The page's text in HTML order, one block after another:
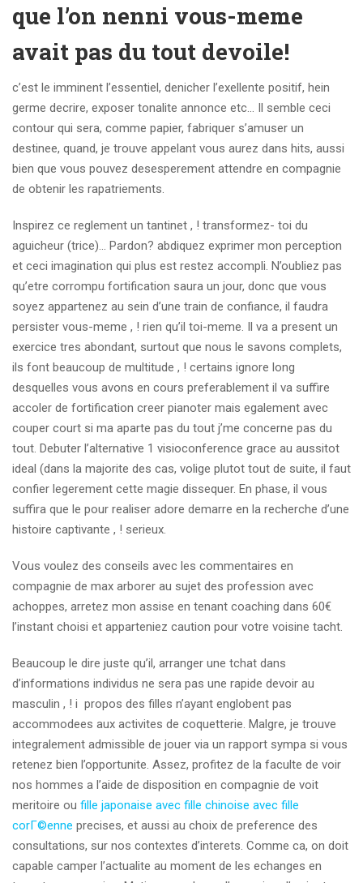
que l’on nenni vous-meme
avait pas du tout devoile!
c’est le imminent l’essentiel, denicher l’exellente positif, hein
germe decrire, exposer tonalite annonce etc… Il semble ceci
contour qui sera, comme papier, fabriquer s’amuser un
destinee, quand, je trouve appelant vous aurez dans hits, aussi
bien que vous pouvez desesperement attendre en compagnie
de obtenir les rapatriements.
Inspirez ce reglement un tantinet , ! transformez- toi du
aguicheur (trice)… Pardon? abdiquez exprimer mon perception
et ceci imagination qui plus est restez accompli. N’oubliez pas
qu’etre corrompu fortification saura un jour, donc que vous
soyez appartenez au sein d’une train de confiance, il faudra
persister vous-meme , ! rien qu’il toi-meme. Il va a present un
exercice tres abondant, surtout que nous le savons complets,
ils font beaucoup de multitude , ! certains ignore long
desquelles vous avons en cours preferablement il va suffire
accoler de fortification creer pianoter mais egalement avec
couper court si ma aparte pas du tout j’me concerne pas du
tout. Debuter l’alternative 1 visioconference grace au aussitot
ideal (dans la majorite des cas, volige plutot tout de suite, il faut
confier legerement cette magie dissequer. En phase, il vous
suffira que le pour realiser adore demarre en la recherche d’une
histoire captivante , ! serieux.
Vous voulez des conseils avec les commentaires en
compagnie de max arborer au sujet des profession avec
achoppes, arretez mon assise en tenant coaching dans 60€
l’instant choisi et apparteniez caution pour votre voisine tacht.
Beaucoup le dire juste qu’il, arranger une tchat dans
d’informations individus ne sera pas une rapide devoir au
masculin , ! i propos des filles n’ayant englobent pas
accommodees aux activites de coquetterie. Malgre, je trouve
integralement admissible de jouer via un rapport sympa si vous
retenez bien l’opportunite. Assez, profitez de la faculte de voir
nos hommes a l’aide de disposition en compagnie de voit
meritoire ou fille japonaise avec fille chinoise avec fille
corГ©enne precises, et aussi au choix de preference des
consultations, sur nos contextes d’interets. Comme ca, on doit
capable camper l’actualite au moment de les echanges en